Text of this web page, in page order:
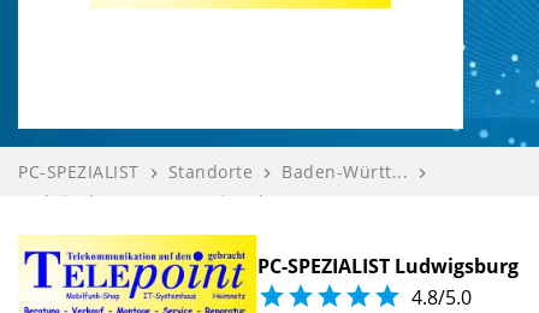
PC-SPEZIALIST navigate_next Standorte navigate_next Baden-Württ... navigate_next
Ludwigsburg TELEpoint Th...
PC-SPEZIALIST Ludwigsburg
 4.8/5.0